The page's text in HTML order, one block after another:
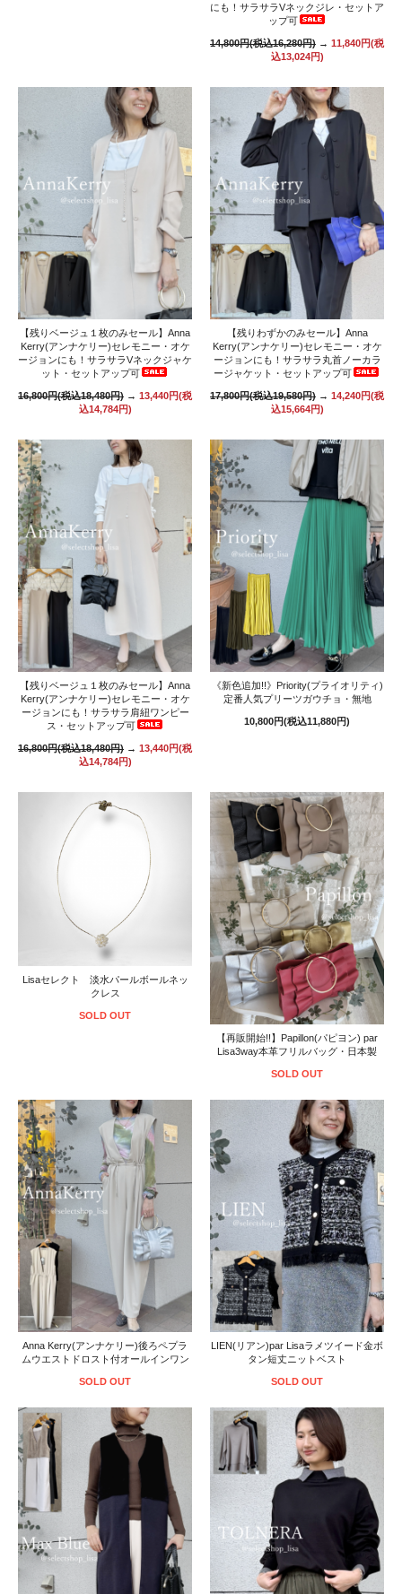
にも！サラサラVネックジレ・セットア
ップ可
14,800円(税込16,280円) → 11,840円(税
込13,024円)
【残りベージュ１枚のみセール】Anna
Kerry(アンナケリー)セレモニー・オケ
ージョンにも！サラサラVネックジャケ
ット・セットアップ可
16,800円(税込18,480円) → 13,440円(税
込14,784円)
【残りわずかのみセール】Anna
Kerry(アンナケリー)セレモニー・オケ
ージョンにも！サラサラ丸首ノーカラ
ージャケット・セットアップ可
17,800円(税込19,580円) → 14,240円(税
込15,664円)
【残りベージュ１枚のみセール】Anna
Kerry(アンナケリー)セレモニー・オケ
ージョンにも！サラサラ肩紐ワンピー
ス・セットアップ可
16,800円(税込18,480円) → 13,440円(税
込14,784円)
《新色追加!!》Priority(プライオリティ)
定番人気プリーツガウチョ・無地
10,800円(税込11,880円)
Lisaセレクト 淡水パールボールネッ
クレス
SOLD OUT
【再販開始!!】Papillon(パピヨン) par
Lisa3way本革フリルバッグ・日本製
SOLD OUT
Anna Kerry(アンナケリー)後ろペプラ
ムウエストドロスト付オールインワン
SOLD OUT
LIEN(リアン)par Lisaラメツイード金ボ
タン短丈ニットベスト
SOLD OUT